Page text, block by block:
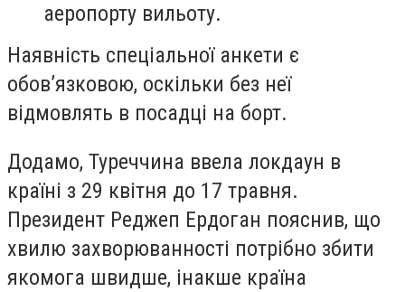
аеропорту вильоту.
Наявність спеціальної анкети є
обов’язковою, оскільки без неї
відмовлять в посадці на борт.
Додамо, Туреччина ввела локдаун в
країні з 29 квітня до 17 травня.
Президент Реджеп Ердоган пояснив, що
хвилю захворюванності потрібно збити
якомога швидше, інакше країна